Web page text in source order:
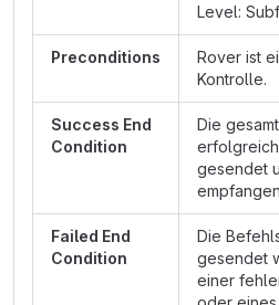
Level:
Preconditions
Rover ist
Kontrolle.
Success End
Condition
Die
gesendet
Failed End
Condition
Die
gesendet
einer